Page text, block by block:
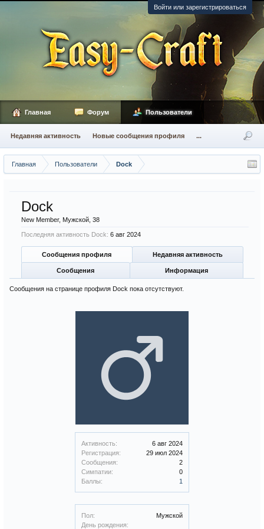
Войти или зарегистрироваться
Главная Пользователи Dock
Активность:
6 авг 2024
Регистрация:
29 июл 2024
Сообщения:
2
Симпатии:
0
Баллы:
1
Пол:
Мужской
День рождения:
Dock
New Member, Мужской, 38
Последняя активность Dock: 6 авг 2024
Сообщения профиля Недавняя активность
Сообщения Информация
Сообщения на странице профиля Dock пока отсутствуют.
Главная Форум Пользователи
Недавняя активность Новые сообщения профиля ...